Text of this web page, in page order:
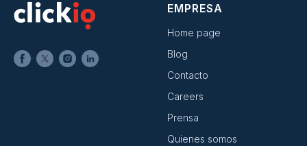
EMPRESA
Home page
Blog
Contacto
Careers
Prensa
Quienes somos